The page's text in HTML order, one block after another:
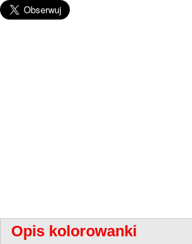
Opis kolorowanki